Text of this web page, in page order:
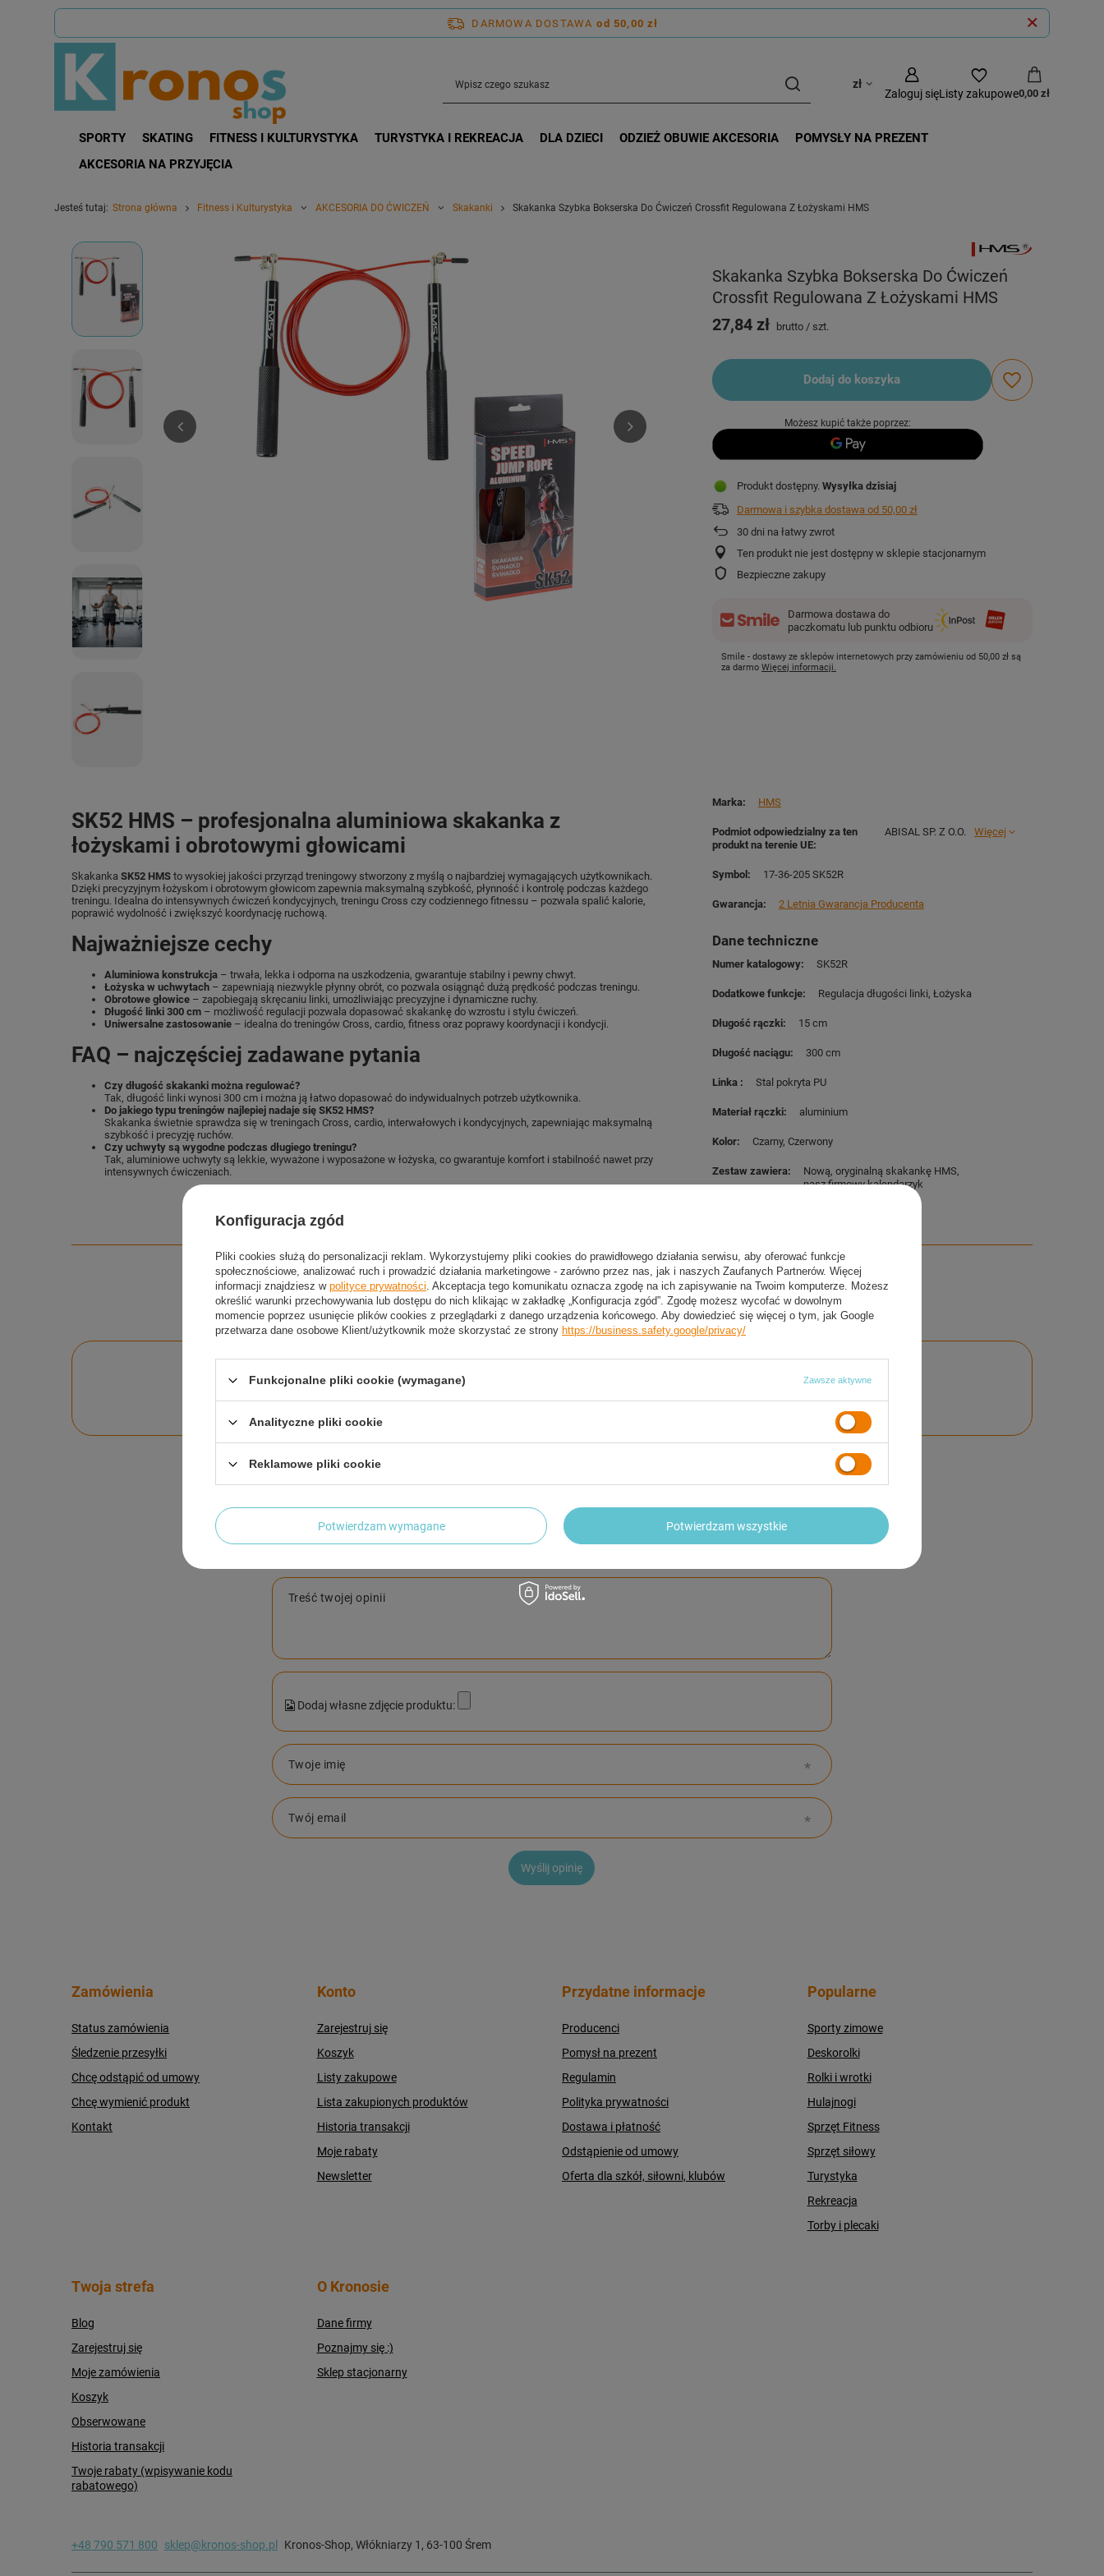
DARMOWA DOSTAWA od 50,00 zł
zł
Zaloguj sięListy zakupowe0,00 zł
SPORTY SKATING FITNESS I KULTURYSTYKA TURYSTYKA I REKREACJA DLA DZIECI ODZIEŻ OBUWIE AKCESORIA
POMYSŁY NA PREZENT
AKCESORIA NA PRZYJĘCIA
Jesteś tutaj: Strona główna Fitness i Kulturystyka AKCESORIA DO ĆWICZEŃ Skakanki Skakanka Szybka Bokserska Do Ćwiczeń Crossfit Regulowana Z Łożyskami HMS
Skakanka Szybka Bokserska Do Ćwiczeń
Crossfit Regulowana Z Łożyskami HMS
27,84 zł brutto / szt.
Dodaj do koszyka
Możesz kupić także poprzez:
Produkt dostępny Wysyłkadzisiaj
Darmowa i szybka dostawa od 50,00 zł
30 dni na łatwy zwrot
Ten produkt nie jest dostępny w sklepie stacjonarnym
Bezpieczne zakupy
Darmowa dostawa do
paczkomatu lub punktu odbioru
Smile - dostawy ze sklepów internetowych przy zamówieniu od 50,00 zł są
za darmoWięcej informacji.
SK52 HMS – profesjonalna aluminiowa skakanka z
łożyskami i obrotowymi głowicami
Skakanka SK52 HMS to wysokiej jakości przyrząd treningowy stworzony z myślą o najbardziej wymagających użytkownikach.
Dzięki precyzyjnym łożyskom i obrotowym głowicom zapewnia maksymalną szybkość, płynność i kontrolę podczas każdego
treningu. Idealna do intensywnych ćwiczeń kondycyjnych, treningu Cross czy codziennego fitnessu – pozwala spalić kalorie,
poprawić wydolność i zwiększyć koordynację ruchową.
Najważniejsze cechy
Aluminiowa konstrukcja – trwała, lekka i odporna na uszkodzenia, gwarantuje stabilny i pewny chwyt.
Łożyska w uchwytach – zapewniają niezwykle płynny obrót, co pozwala osiągnąć dużą prędkość podczas treningu.
Obrotowe głowice – zapobiegają skręcaniu linki, umożliwiając precyzyjne i dynamiczne ruchy.
Długość linki 300 cm – możliwość regulacji pozwala dopasować skakankę do wzrostu i stylu ćwiczeń.
Uniwersalne zastosowanie – idealna do treningów Cross, cardio, fitness oraz poprawy koordynacji i kondycji.
FAQ – najczęściej zadawane pytania
Czy długość skakanki można regulować?
Tak, długość linki wynosi 300 cm i można ją łatwo dopasować do indywidualnych potrzeb użytkownika.
Do jakiego typu treningów najlepiej nadaje się SK52 HMS?
Skakanka świetnie sprawdza się w treningach Cross, cardio, interwałowych i kondycyjnych, zapewniając maksymalną
szybkość i precyzję ruchów.
Czy uchwyty są wygodne podczas długiego treningu?
Tak, aluminiowe uchwyty są lekkie, wyważone i wyposażone w łożyska, co gwarantuje komfort i stabilność nawet przy
intensywnych ćwiczeniach.
Marka HMS
Podmiot odpowiedzialny za ten
produkt na terenie UE
ABISAL SP. Z O.O. Więcej
Symbol 17-36-205 SK52R
Gwarancja 2 Letnia Gwarancja Producenta
Dane techniczne
Numer katalogowy SK52R
Dodatkowe funkcje Regulacja długości linki Łożyska
Długość rączki 15 cm
Długość naciągu 300 cm
Linka Stal pokryta PU
Materiał rączki aluminium
Kolor Czarny Czerwony
Zestaw zawiera
Nową, oryginalną skakankę HMS
nasz firmowy kalendarzyk
2 LETNIA GWARANCJA PRODUCENTA
2 Letnia Gwarancja Producenta
Potrzebujesz pomocy? Masz pytania?
NAPISZ SWOJĄ OPINIĘ
Twoja ocena:
5/5
Treść twojej opinii
Dodaj własne zdjęcie produktu:
Twoje imię
Twój email
Wyślij opinię
Zamówienia
Status zamówienia
Śledzenie przesyłki
Chcę odstąpić od umowy
Chcę wymienić produkt
Kontakt
Konto
Zarejestruj się
Koszyk
Listy zakupowe
Lista zakupionych produktów
Historia transakcji
Moje rabaty
Newsletter
Przydatne informacje
Producenci
Pomysł na prezent
Regulamin
Polityka prywatności
Dostawa i płatność
Odstąpienie od umowy
Oferta dla szkół, siłowni, klubów
Popularne
Sporty zimowe
Deskorolki
Rolki i wrotki
Hulajnogi
Sprzęt Fitness
Sprzęt siłowy
Turystyka
Rekreacja
Torby i plecaki
Twoja strefa
Blog
Zarejestruj się
Moje zamówienia
Koszyk
Obserwowane
Historia transakcji
Twoje rabaty (wpisywanie kodu
rabatowego)
O Kronosie
Dane firmy
Poznajmy się :)
Sklep stacjonarny
+48 790 571 800 sklep@kronos-shop.pl Kronos-Shop, Włókniarzy 1 , 63-100 Śrem
Konfiguracja zgód
Pliki cookies służą do personalizacji reklam. Wykorzystujemy pliki cookies do prawidłowego działania serwisu, aby oferować funkcje
społecznościowe, analizować ruch i prowadzić działania marketingowe - zarówno przez nas, jak i naszych Zaufanych Partnerów. Więcej
informacji znajdziesz w polityce prywatności. Akceptacja tego komunikatu oznacza zgodę na ich zapisywanie na Twoim komputerze. Możesz
określić warunki przechowywania lub dostępu do nich klikając w zakładkę „Konfiguracja zgód”. Zgodę możesz wycofać w dowolnym
momencie poprzez usunięcie plików cookies z przeglądarki z danego urządzenia końcowego. Aby dowiedzieć się więcej o tym, jak Google
przetwarza dane osobowe Klient/użytkownik może skorzystać ze strony https://business.safety.google/privacy/
Funkcjonalne pliki cookie (wymagane) Zawsze aktywne
Analityczne pliki cookie
Reklamowe pliki cookie
Potwierdzam wymagane Potwierdzam wszystkie